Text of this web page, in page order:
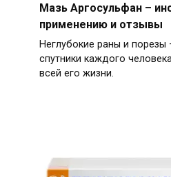
Мазь Аргосульфан –
применению и отзывы
Неглубокие раны и порезы
спутники каждого
всей его жизни.